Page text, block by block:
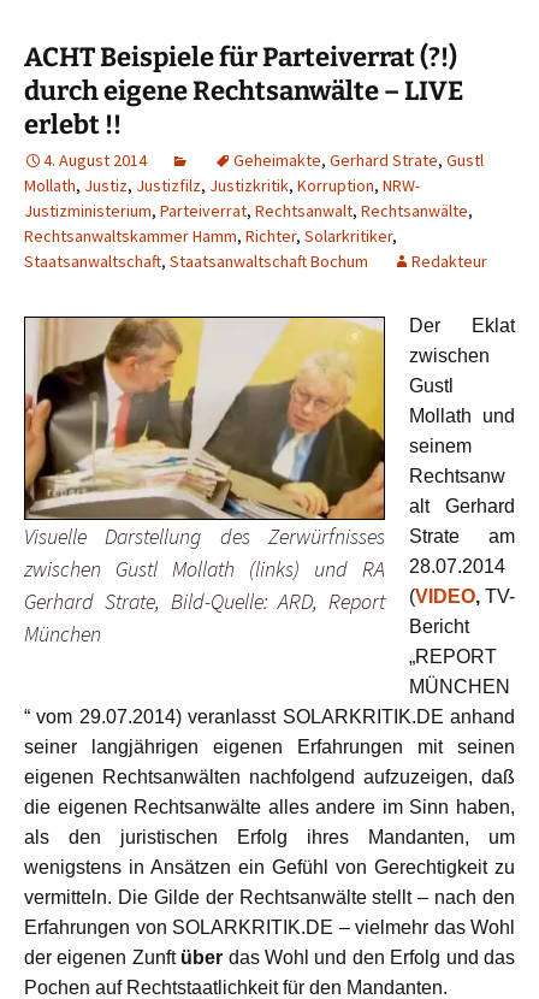
ACHT Beispiele für Parteiverrat (?!)
durch eigene Rechtsanwälte – LIVE
erlebt !!
4. August 2014 Geheimakte, Gerhard Strate, Gustl
Mollath, Justiz, Justizfilz, Justizkritik, Korruption, NRW-
Justizministerium, Parteiverrat, Rechtsanwalt, Rechtsanwälte,
Rechtsanwaltskammer Hamm, Richter, Solarkritiker,
Staatsanwaltschaft, Staatsanwaltschaft Bochum Redakteur
Visuelle Darstellung des Zerwürfnisses
zwischen Gustl Mollath (links) und RA
Gerhard Strate, Bild-Quelle: ARD, Report
München
Der Eklat
zwischen
Gustl
Mollath und
seinem
Rechtsanw
alt Gerhard
Strate am
28.07.2014
(VIDEO, TV-
Bericht
„REPORT
MÜNCHEN
“ vom 29.07.2014)veranlasst SOLARKRITIK.DE anhand
seiner langjährigen eigenen Erfahrungen mit seinen
eigenen Rechtsanwälten nachfolgend aufzuzeigen, daß
die eigenen Rechtsanwälte alles andere im Sinn haben,
als den juristischen Erfolg ihres Mandanten, um
wenigstens in Ansätzen ein Gefühl von Gerechtigkeit zu
vermitteln. Die Gilde der Rechtsanwälte stellt – nach den
Erfahrungen von SOLARKRITIK.DE – vielmehr das Wohl
der eigenen Zunft über das Wohl und den Erfolg und das
Pochen auf Rechtstaatlichkeit für den Mandanten.